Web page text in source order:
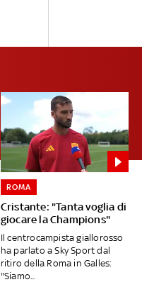
Cristante: "Tanta voglia di
giocare la Champions"
ROMA
Il centrocampista giallorosso
ha parlato a Sky Sport dal
ritiro della Roma in Galles:
"Siamo...